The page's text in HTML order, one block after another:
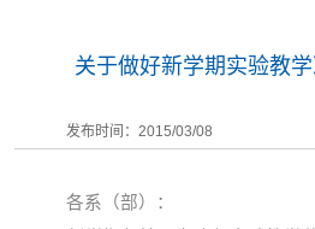
关于做好新学期实验教
发布时间：2015/03/08
各系（部）：